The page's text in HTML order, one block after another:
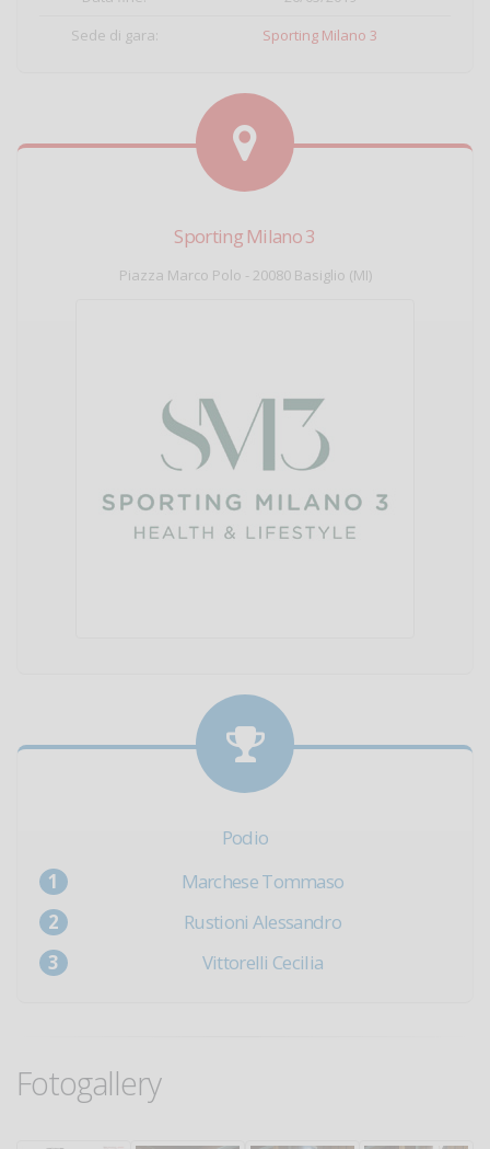
Sede di gara:
Sporting Milano 3
Sporting Milano 3
Piazza Marco Polo - 20080 Basiglio (MI)
Podio
Marchese Tommaso
Rustioni Alessandro
Vittorelli Cecilia
Fotogallery